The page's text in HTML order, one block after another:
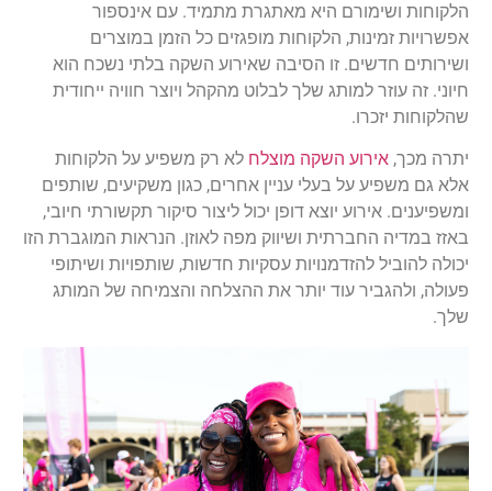
הלקוחות ושימורם היא מאתגרת מתמיד. עם אינספור
אפשרויות זמינות, הלקוחות מופגזים כל הזמן במוצרים
ושירותים חדשים. זו הסיבה שאירוע השקה בלתי נשכח הוא
חיוני. זה עוזר למותג שלך לבלוט מהקהל ויוצר חוויה ייחודית
שהלקוחות יזכרו.
יתרה מכך, אירוע השקה מוצלח לא רק משפיע על הלקוחות
אלא גם משפיע על בעלי עניין אחרים, כגון משקיעים, שותפים
ומשפיענים. אירוע יוצא דופן יכול ליצור סיקור תקשורתי חיובי,
באזז במדיה החברתית ושיווק מפה לאוזן. הנראות המוגברת הזו
יכולה להוביל להזדמנויות עסקיות חדשות, שותפויות ושיתופי
פעולה, ולהגביר עוד יותר את ההצלחה והצמיחה של המותג
שלך.